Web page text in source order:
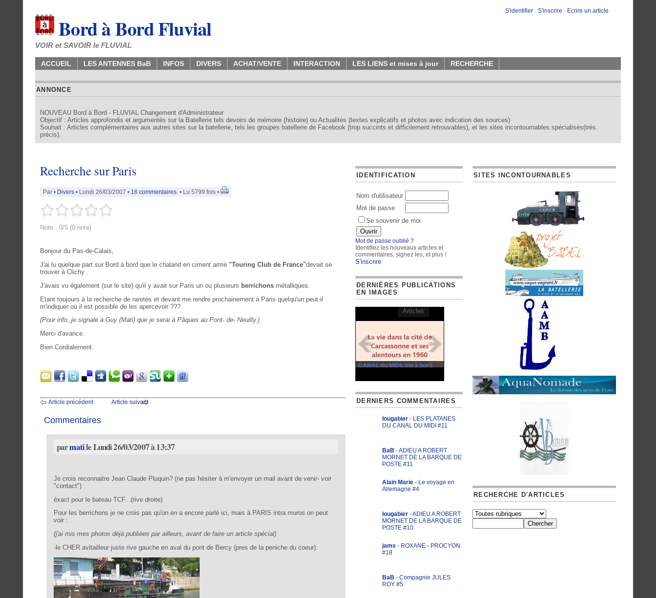
S'identifier - S'inscrire - Ecrire un article
Bord à Bord Fluvial
VOIR et SAVOIR le FLUVIAL
ACCUEIL LES ANTENNES BaB INFOS DIVERS ACHAT/VENTE INTERACTION LES LIENS et mises à jour RECHERCHE
ANNONCE
NOUVEAU Bord à Bord - FLUVIAL Changement d'Administrateur
Objectif : Articles approfondis et argumentés sur la Batellerie tels devoirs de mémoire (histoire) ou Actualités (textes explicatifs et photos avec indication des sources)
Souhait : Articles complémentaires aux autres sites sur la batellerie, tels les groupes batellerie de Facebook (trop succints et difficilement retrouvables), et les sites incontournables spécialisés(très
précis).
Recherche sur Paris
Par • Divers • Lundi 26/03/2007 • 16 commentaires • Lu 5799 fois •
Note : 0/5 (0 note)
Bonjour du Pas-de-Calais,
J'ai lu quelque part sur Bord à bord que le chaland en ciment armé "Touring Club de France"devait se
trouver à Clichy .
J'avais vu également (sur le site) qu'il y avait sur Paris un ou plusieurs berrichons métalliques.
Etant toujours à la recherche de raretés et devant me rendre prochainement à Paris quelqu'un peut-il
m'indiquer où il est possible de les apercevoir ???
(Pour info.,je signale à Guy (Mati) que je serai à Pâques au Pont- de- Neuilly.)
Merci d'avance.
Bien Cordialement.
Article précédent Article suivant
Commentaires
parmatile Lundi 26/03/2007 à 13:37
Je crois reconnaitre Jean Claude Pluquin? (ne pas hésiter à m'envoyer un mail avant de venir- voir
"contact")
éxact pour le bateau TCF...(rive droite)
Pour les berrichons je ne crois pas qu'on en a encore parlé ici, mais à PARIS intra muros on peut
voir :
(j'ai mis mes photos déjà publiées par ailleurs, avant de faire un article spécial)
-le CHER avitailleur juste rive gauche en aval du pont de Bercy (pres de la peniche du coeur):
IDENTIFICATION
Nom d'utilisateur
Mot de passe
Se souvenir de moi
Mot de passe oublié ?
Identifiez les nouveaux articles et
commentaires, signez les, et plus !
S'inscrire
DERNIÈRES PUBLICATIONS
EN IMAGES
CANAL du MIDI: Vie à bord
Articles
DERNIERS COMMENTAIRES
lougabier - LES PLATANES
DU CANAL DU MIDI #11
BaB - ADIEU A ROBERT
MORNET DE LA BARQUE DE
POSTE #11
Alain Marie - Le voyage en
Allemagne #4
lougabier - ADIEU A ROBERT
MORNET DE LA BARQUE DE
POSTE #10
jams - ROXANE - PROCYON
#18
BaB - Compagnie JULES
ROY #5
SITES INCONTOURNABLES
RECHERCHE D'ARTICLES